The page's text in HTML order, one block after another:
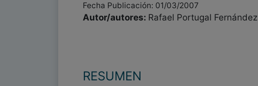
Fecha Publicación: 01/03/2007
Autor/autores: Rafael Portugal Fernández
RESUMEN